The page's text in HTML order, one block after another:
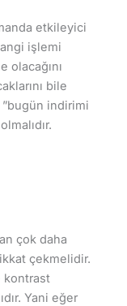
etkileyici
işlemi
olacağını
bile
indirimi
çok daha
çekmelidir.
kontrast
Yani eğer